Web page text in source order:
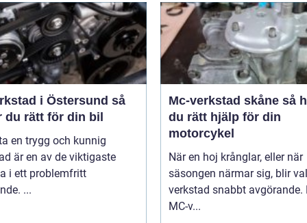
i Östersund så
du rätt för din bil
en trygg och kunnig
är en av de viktigaste
i ett problemfritt
...
Mc-verkstad skåne så hittar
du rätt hjälp för din
motorcykel
När en hoj krånglar, eller när
säsongen närmar sig, blir
verkstad snabbt avgörande.
MC-v...